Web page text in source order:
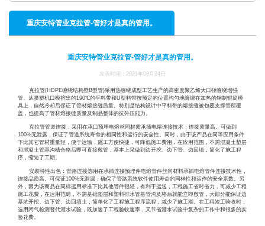
重庆安特管业克拉管-管好才是真的管用。
重庆安特管业克拉管-管好才是真的管用。
发表时间：2021年08月24日
克拉管(HDPE缠绕结构壁B型管)采用热缠绕成型工艺生产的高密度聚乙烯大口径缠绕增强
管。从挤塑机口模挤出的190℃的平料带和U型料带按预定的位置均匀地缠绕在加热的钢制辊筒模
具上，自然冷却后保证了管材熔接缝质量。特别是结构设计中平料带的熔接缝被包覆支撑管所覆
盖，也提高了管材熔接缝质量及制品整体的抗外压能力。
克拉管管道连接，采用在承口预埋电熔丝同材质承插电熔连接技术，连接质量高。可做到
100%无泄露，保证了管道系统寿命的相同性和运行的安全性。同时，由于该产品在同等应用条件
下比其它管材重量轻，便于运输，施工方便快捷，可降低施工费用，在应用范围，不需混凝土垫层
和混凝土管基沟槽合格后即可直接敷管，基本上呆做到边开挖、边下管、边回填，简化了施工程
序，缩短了工期。
安裝特性出色：管路连接选用在承插连接预埋件电熔管件丝同材料承插电熔管件连接技术性，
连接品质高。可保证100%无泄漏，确保了管路系统软件使用寿命的同样性和运作的安全系数。另
外，因为该商品在同样运用标准下比其他管件很轻，有利于运送，工程施工省时省力，可减少工程
施工花费，在运用范畴，不需基础垫层和塑料排水管基管沟及格后就能立即敷管，大部分能保证边
基坑开挖、边下管、边回填土，简单化了工程施工程序流程，减少了施工期。在工程竣工验收时，
选用闭气检测替代灌水试验，既加速了工程验收速率，又节省灌水试验中复杂的工作中和很多的实
验花费。